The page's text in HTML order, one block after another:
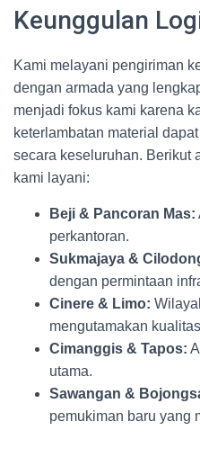
Keunggulan
Kami melayani pengiriman
dengan armada yang
menjadi fokus kami karena
keterlambatan material
secara keseluruhan. Berikut
kami layani:
Beji & Pancoran Mas:
perkantoran.
Sukmajaya &
dengan permintaan
Cinere & Limo:
mengutamakan
Cimanggis & Tapos:
utama.
Sawangan &
pemukiman baru yang